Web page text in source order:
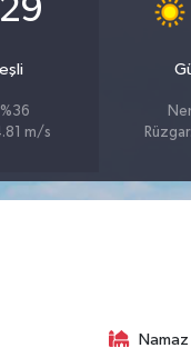
29
m/s